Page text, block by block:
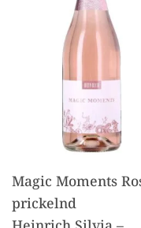
Magic Moments
prickelnd